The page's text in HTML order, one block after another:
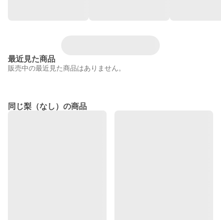
最近見た商品
販売中の最近見た商品はありません。
同じ梨（なし）の商品